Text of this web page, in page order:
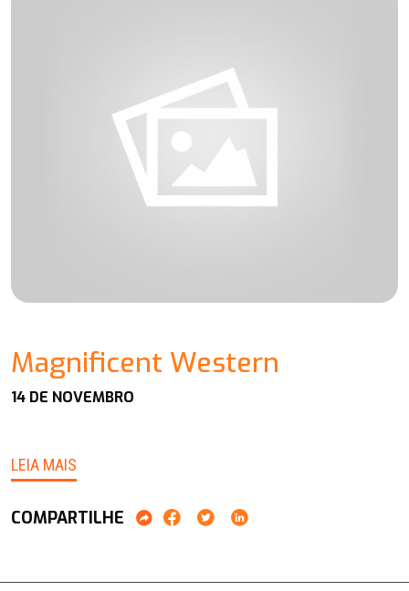
Magnificent Western
14 DE NOVEMBRO
LEIA MAIS
COMPARTILHE